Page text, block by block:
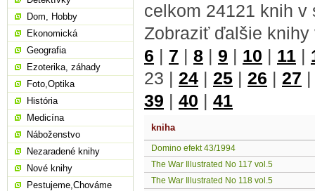
celkom 24121 knih v
Zobraziť ďalšie
6 | 7 | 8 | 9 | 10 | 11 |
23 | 24 | 25 | 26 | 27
39 | 40 | 41
kniha
Domino efekt 43/1994
The War Illustrated No 117 vol.5
The War Illustrated No 118 vol.5
Dom, Hobby
Ekonomická
Geografia
Ezoterika, záhady
Foto,Optika
História
Medicína
Náboženstvo
Nezaradené knihy
Nové knihy
Pestujeme,Chováme